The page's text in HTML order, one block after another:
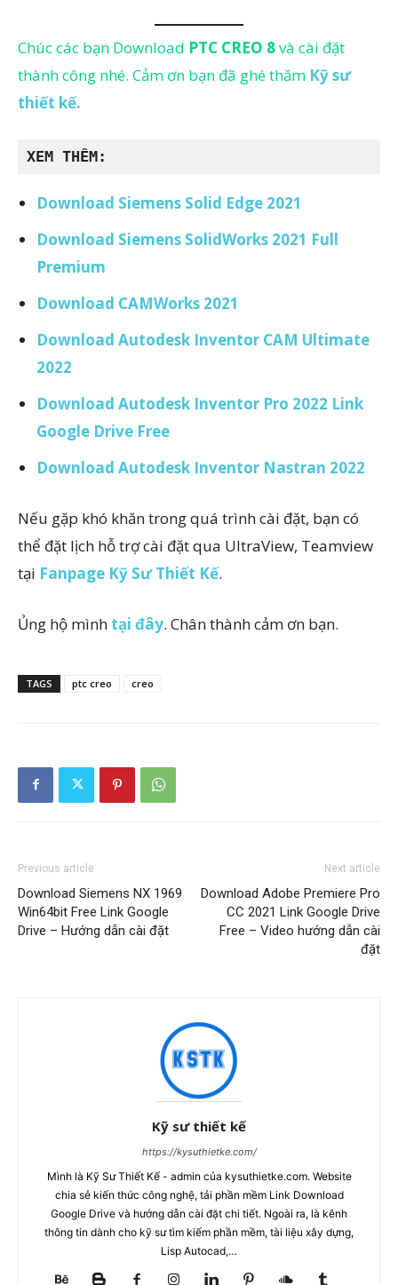
Chúc các bạn Download PTC CREO 8và cài đặt
thành công nhé. Cảm ơn bạn đã ghé thăm Kỹ sư
thiết kế.
XEM THÊM:
Download Siemens Solid Edge 2021
Download Siemens SolidWorks 2021 Full
Premium
Download CAMWorks 2021
Download Autodesk Inventor CAM Ultimate
2022
Download Autodesk Inventor Pro 2022 Link
Google Drive Free
Download Autodesk Inventor Nastran 2022
Nếu gặp khó khăn trong quá trình cài đặt, bạn có
thể đặt lịch hỗ trợ cài đặt qua UltraView, Teamview
tại Fanpage Kỹ Sư Thiết Kế.
Ủng hộ mình tại đây. Chân thành cảm ơn bạn.
TAGS ptc creo creo
Previous article
Download Siemens NX 1969
Win64bit Free Link Google
Drive – Hướng dẫn cài đặt
Next article
Download Adobe Premiere Pro
CC 2021 Link Google Drive
Free – Video hướng dẫn cài
đặt
Kỹ sư thiết kế
https://kysuthietke.com/
Mình là Kỹ Sư Thiết Kế - admin của kysuthietke.com. Website
chia sẻ kiến thức công nghệ, tải phần mềm Link Download
Google Drive và hướng dẫn cài đặt chi tiết. Ngoài ra, là kênh
thông tin dành cho kỹ sư tìm kiếm phần mềm, tài liệu xây dựng,
Lisp Autocad,…